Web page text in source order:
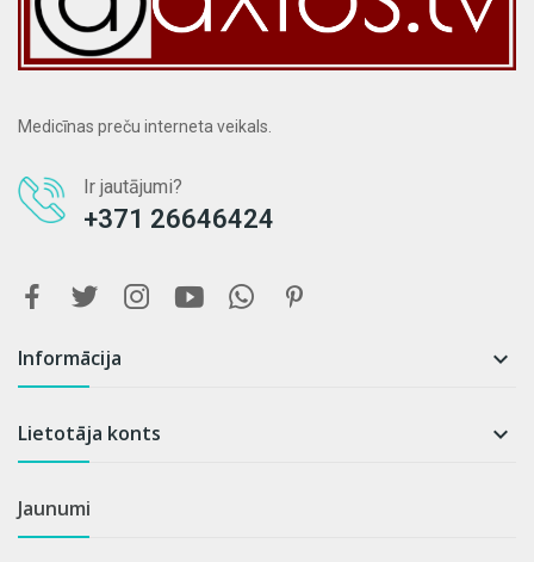
Medicīnas preču interneta veikals.
Ir jautājumi?
+371 26646424
Informācija 
Lietotāja konts 
Jaunumi